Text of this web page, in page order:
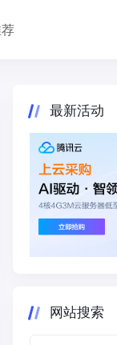
最新活动
网站搜索